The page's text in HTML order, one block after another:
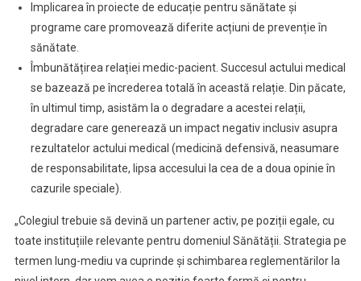
Implicarea în proiecte de educație pentru sănătate și
programe care promovează diferite acțiuni de prevenție în
sănătate.
Îmbunătățirea relației medic-pacient. Succesul actului medical
se bazează pe încrederea totală în această relație. Din păcate,
în ultimul timp, asistăm la o degradare a acestei relații,
degradare care generează un impact negativ inclusiv asupra
rezultatelor actului medical (medicină defensivă, neasumare
de responsabilitate, lipsa accesului la cea de a doua opinie în
cazurile speciale).
„Colegiul trebuie să devină un partener activ, pe poziții egale, cu
toate instituțiile relevante pentru domeniul Sănătății. Strategia pe
termen lung-mediu va cuprinde și schimbarea reglementărilor la